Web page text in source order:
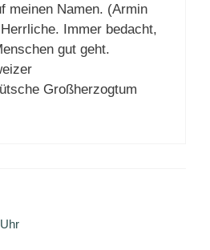
meinen Namen. (Armin
Immer bedacht,
gut geht.
Großherzogtum